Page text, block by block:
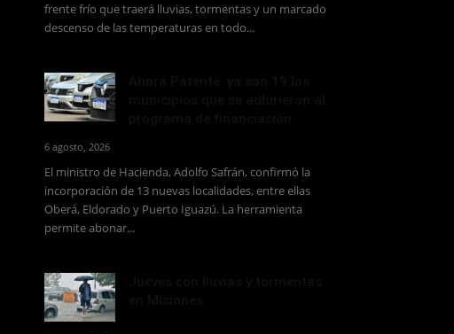
frente frío que traerá lluvias, tormentas y un marcado
descenso de las temperaturas en todo...
6 agosto, 2026
El ministro de Hacienda, Adolfo Safrán, confirmó la
incorporación de 13 nuevas localidades, entre ellas
Oberá, Eldorado y Puerto Iguazú. La herramienta
permite abonar...